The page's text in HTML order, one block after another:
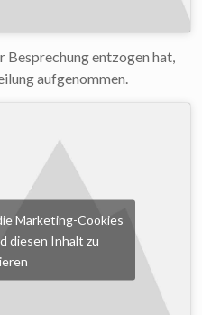
Besprechung entzogen hat,
aufgenommen.
Marketing-Cookies
diesen Inhalt zu